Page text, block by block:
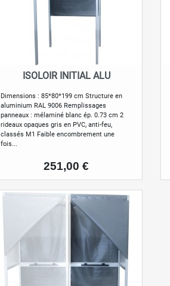
Aperçu rapide
ISOLOIR INITIAL ALU
Dimensions : 85*80*199 cm Structure en
aluminium RAL 9006 Remplissages
panneaux : mélaminé blanc ép. 0.73 cm 2
rideaux opaques gris en PVC, anti-feu,
classés M1 Faible encombrement une
fois...
Prix
251,00 €